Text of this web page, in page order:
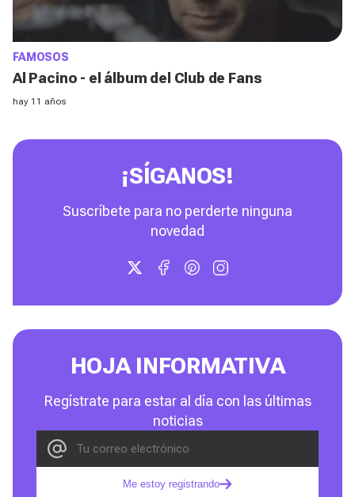
FAMOSOS
Al Pacino - el álbum del Club de Fans
hay 11 años
¡SÍGANOS!
Suscríbete para no perderte ninguna
novedad
HOJA INFORMATIVA
Regístrate para estar al día con las últimas
noticias
Me estoy registrando